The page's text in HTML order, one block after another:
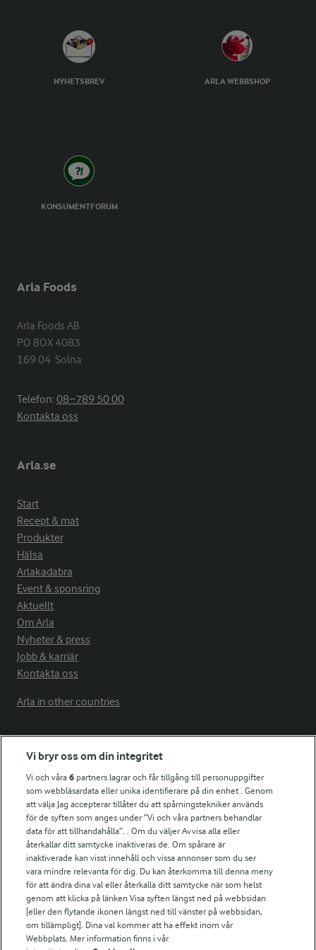
NYHETSBREV ARLA WEBBSHOP
KONSUMENTFORUM
Arla Foods
Arla Foods AB
PO BOX 4083
169 04  Solna
Telefon:08−789 50 00
Kontakta oss
Arla.se
Start
Recept & mat
Produkter
Hälsa
Arlakadabra
Event & sponsring
Aktuellt
Om Arla
Nyheter & press
Jobb & karriär
Kontakta oss
Arla in other countries
Fler Arlasajter
För ägare
Arlas kundportal
Arla.com
Falbygdens Ost
Arla webbshop
Bildbank
Följ oss
Vi bryr oss om din integritet
Vi och våra6 partners lagrar och får tillgång till personuppgifter
som webbläsardata eller unika identifierare på din enhet . Genom
att välja Jag accepterar tillåter du att spårningstekniker används
för de syften som anges under ”Vi och våra partners behandlar
data för att tillhandahålla”. . Om du väljer Avvisa alla eller
återkallar ditt samtycke inaktiveras de. Om spårare är
inaktiverade kan visst innehåll och vissa annonser som du ser
vara mindre relevanta för dig. Du kan återkomma till denna meny
för att ändra dina val eller återkalla ditt samtycke när som helst
genom att klicka på länken Visa syften längst ned på webbsidan
[eller den flytande ikonen längst ned till vänster på webbsidan,
om tillämpligt]. Dina val kommer att ha effekt inom vår
Webbplats. Mer information finns i vår